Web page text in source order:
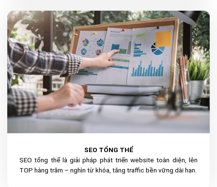
SEO TỔNG THỂ
SEO tổng thể là giải pháp phát triển website toàn diện, lên
TOP hàng trăm – nghìn từ khóa, tăng traffic bền vững dài hạn.